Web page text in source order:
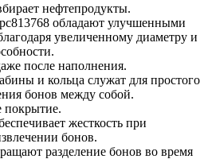
нефтепродукты.
обладают улучшенными
увеличенному диаметру и
после наполнения.
и кольца служат для простого
бонов между собой.
покрытие.
жесткость при
бонов.
разделение бонов во время